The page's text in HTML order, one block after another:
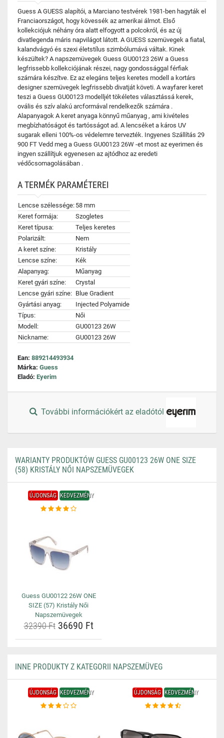
Guess A GUESS alapítói, a Marciano testvérek 1981-ben hagyták el
Franciaországot, hogy kövessék az amerikai álmot. Első
kollekciójuk néhány óra alatt elfogyott a polcokról, és az új
divatlegenda máris napvilágot látott. A GUESS szemüvegek a fiatal,
kalandvágyó és szexi életstílus szimbólumává váltak. Kinek
készültek? A napszemüvegek Guess GU00123 26W a Guess
legfrissebb kollekciójának részei, nagy gondossággal férfiak
számára készítve. Ez az elegáns teljes keretes modell a kortárs
designer szemüvegek legfrissebb divatját követi. A wayfarer keret
teszi a Guess GU00123 modelljét tökéletes választássá kerek,
ovális és szív alakú arcformával rendelkezők számára .
Alapanyagok A keret anyaga könnyű műanyag , ami kivételes
megbízhatóságot és tartósságot ad. A lencséket a káros UV
sugarak elleni 100%-os védelemre tervezték. Ingyenes Szállítás 29
900 FT Vedd meg a Guess GU00123 26W -et most az eyerimen és
ingyen szállítjuk egyenesen az ajtódhoz az eredeti
védőcsomagolásában .
A TERMÉK PARAMÉTEREI
Lencse szélessége: 58 mm
Keret formája:
Szogletes
Keret típusa:
Teljes keretes
Polarizált:
Nem
A keret színe:
Kristály
Lencse színe:
Kék
Alapanyag:
Műanyag
Keret gyári színe:
Crystal
Lencse gyári színe: Blue Gradient
Gyártási anyag:
Injected Polyamide
Típus:
Női
Modell:
GU00123 26W
Nickname:
GU00123 26W
Ean: 889214493934
Márka: Guess
Eladó: Eyerim
További információkért az eladótól
WARIANTY PRODUKTÓW GUESS GU00123 26W ONE SIZE
(58) KRISTÁLY NŐI NAPSZEMÜVEGEK
ÚJDONSÁG KEDVEZMÉNY
Guess GU00122 26W ONE
SIZE (57) Kristály Női
Napszemüvegek
32390 Ft36690 Ft
INNE PRODUKTY Z KATEGORII NAPSZEMÜVEG
ÚJDONSÁG KEDVEZMÉNY ÚJDONSÁG KEDVEZMÉNY